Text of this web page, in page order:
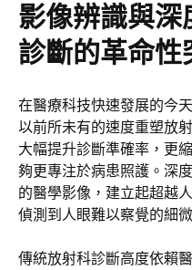
影像辨識與
診斷的革命性
在醫療科技快速發展的今
以前所未有的速度重塑放
大幅提升診斷準確率，更
夠更專注於病患照護。深
的醫學影像，建立起超越
偵測到人眼難以察覺的細
傳統放射科診斷高度依賴